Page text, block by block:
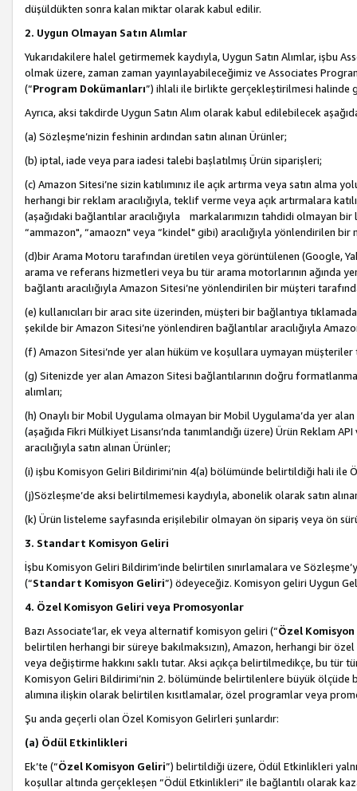
düşüldükten sonra kalan miktar olarak kabul edilir.
2. Uygun Olmayan Satın Alımlar
Yukarıdakilere halel getirmemek kaydıyla, Uygun Satın Alımlar, işbu
olmak üzere, zaman zaman yayınlayabileceğimiz ve Associates
(“Program Dokümanları”) ihlali ile birlikte gerçekleştirilmesi halinde
Ayrıca, aksi takdirde Uygun Satın Alım olarak kabul edilebilecek
(a) Sözleşme’nizin feshinin ardından satın alınan Ürünler;
(b) iptal, iade veya para iadesi talebi başlatılmış Ürün siparişleri;
(c) Amazon Sitesi’ne sizin katılımınız ile açık artırma veya satın alma
herhangi bir reklam aracılığıyla, teklif verme veya açık artırmalara
(aşağıdaki bağlantılar aracılığıyla markalarımızın tahdidi olmayan
“ammazon", “amaozn" veya “kindel" gibi) aracılığıyla yönlendirilen
(d)bir Arama Motoru tarafından üretilen veya görüntülenen (Google,
arama ve referans hizmetleri veya bu tür arama motorlarının ağında
bağlantı aracılığıyla Amazon Sitesi’ne yönlendirilen bir müşteri
(e) kullanıcıları bir aracı site üzerinden, müşteri bir bağlantıya
şekilde bir Amazon Sitesi’ne yönlendiren bağlantılar aracılığıyla
(f) Amazon Sitesi’nde yer alan hüküm ve koşullara uymayan müşteriler
(g) Sitenizde yer alan Amazon Sitesi bağlantılarının doğru
alımları;
(h) Onaylı bir Mobil Uygulama olmayan bir Mobil Uygulama’da yer
(aşağıda Fikri Mülkiyet Lisansı’nda tanımlandığı üzere) Ürün Reklam
aracılığıyla satın alınan Ürünler;
(i) işbu Komisyon Geliri Bildirimi’nin 4(a) bölümünde belirtildiği hali ile
(j)Sözleşme’de aksi belirtilmemesi kaydıyla, abonelik olarak satın
(k) Ürün listeleme sayfasında erişilebilir olmayan ön sipariş veya ön
3. Standart Komisyon Geliri
İşbu Komisyon Geliri Bildirim’inde belirtilen sınırlamalara ve
(“Standart Komisyon Geliri”) ödeyeceğiz. Komisyon geliri Uygun
4. Özel Komisyon Geliri veya Promosyonlar
Bazı Associate’lar, ek veya alternatif komisyon geliri (“Özel
belirtilen herhangi bir süreye bakılmaksızın), Amazon, herhangi bir
veya değiştirme hakkını saklı tutar. Aksi açıkça belirtilmedikçe, bu tür
Komisyon Geliri Bildirimi’nin 2. bölümünde belirtilenlere büyük ölçüde
alımına ilişkin olarak belirtilen kısıtlamalar, özel programlar veya
Şu anda geçerli olan Özel Komisyon Gelirleri şunlardır:
(a) Ödül Etkinlikleri
Ek’te (“Özel Komisyon Geliri”) belirtildiği üzere, Ödül Etkinlikleri
koşullar altında gerçekleşen “Ödül Etkinlikleri” ile bağlantılı olarak